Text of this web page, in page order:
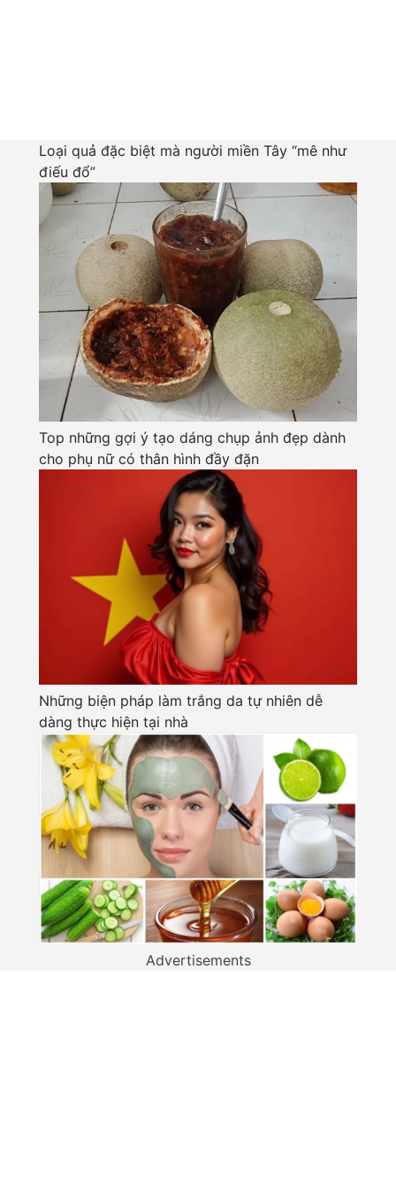
Loại quả đặc biệt mà người miền Tây “mê như
điếu đổ”
Top những gợi ý tạo dáng chụp ảnh đẹp dành
cho phụ nữ có thân hình đầy đặn
Những biện pháp làm trắng da tự nhiên dễ
dàng thực hiện tại nhà
Advertisements